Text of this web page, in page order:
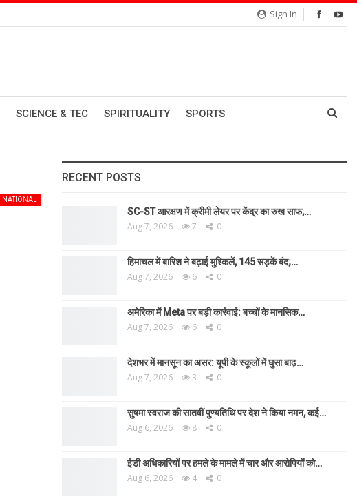
Sign In
SCIENCE & TEC SPIRITUALITY SPORTS
NATIONAL
RECENT POSTS
SC-ST आरक्षण में क्रीमी लेयर पर केंद्र का रुख साफ,…
Aug 7, 2026 7 0
हिमाचल में बारिश ने बढ़ाई मुश्किलें, 145 सड़कें बंद;…
Aug 7, 2026 6 0
अमेरिका में Meta पर बड़ी कार्रवाई: बच्चों के मानसिक…
Aug 7, 2026 6 0
देशभर में मानसून का असर: यूपी के स्कूलों में घुसा बाढ़…
Aug 7, 2026 3 0
सुषमा स्वराज की सातवीं पुण्यतिथि पर देश ने किया नमन, कई…
Aug 6, 2026 8 0
ईडी अधिकारियों पर हमले के मामले में चार और आरोपियों को…
Aug 6, 2026 4 0